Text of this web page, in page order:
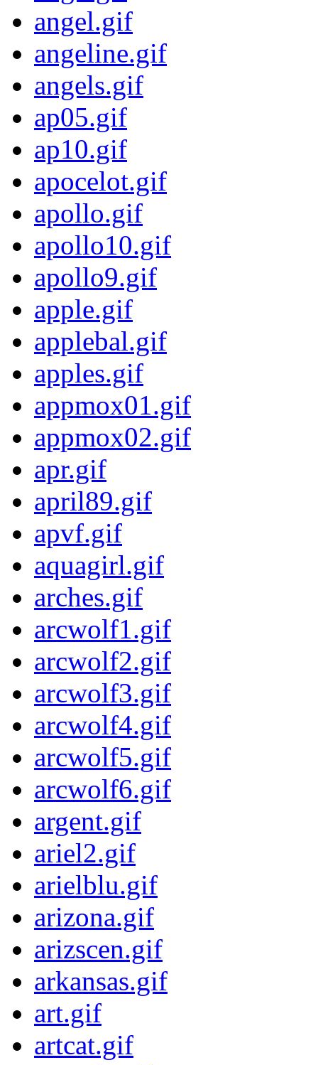
angel.gif
angeline.gif
angels.gif
ap05.gif
ap10.gif
apocelot.gif
apollo.gif
apollo10.gif
apollo9.gif
apple.gif
applebal.gif
apples.gif
appmox01.gif
appmox02.gif
apr.gif
april89.gif
apvf.gif
aquagirl.gif
arches.gif
arcwolf1.gif
arcwolf2.gif
arcwolf3.gif
arcwolf4.gif
arcwolf5.gif
arcwolf6.gif
argent.gif
ariel2.gif
arielblu.gif
arizona.gif
arizscen.gif
arkansas.gif
art.gif
artcat.gif